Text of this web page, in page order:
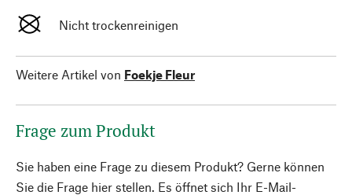
Nicht trockenreinigen
Weitere Artikel von Foekje Fleur
Frage zum Produkt
Sie haben eine Frage zu diesem Produkt? Gerne können
Sie die Frage hier stellen. Es öffnet sich Ihr E-Mail-